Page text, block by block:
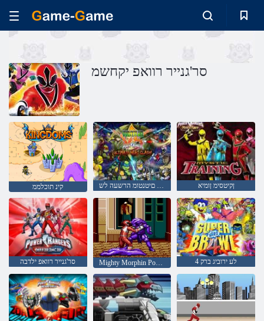
סר'גנייר רוואפ יקחשמ
קינ תוכלממ תיביטמיטלוא םירוביג תושגנתה :סר'גנייר רוואפ דגנ םיטנטומ הרשעה לש ןקיטסימ ןומיא
סר'גנייר רוואפ ילדבה Mighty Morphin Power Rangers טרסה 4 לע ירוביג ברק